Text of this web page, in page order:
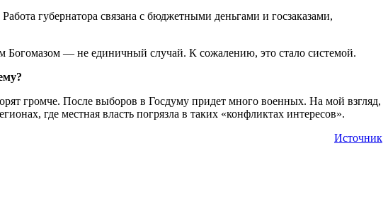
губернатора связана с бюджетными деньгами и госзаказами,
Богомазом — не единичный случай. К сожалению, это стало системой.
громче. После выборов в Госдуму придет много военных. На мой взгляд,
где местная власть погрязла в таких «конфликтах интересов».
Источник